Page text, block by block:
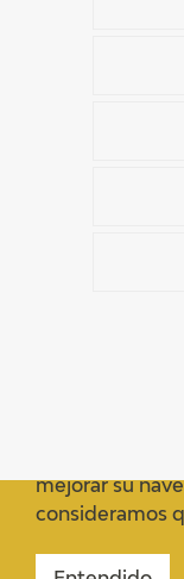
mejorar su
consideramos